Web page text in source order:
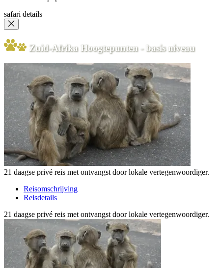
safari details
Zuid-Afrika Hoogtepunten - basis niveau
21 daagse privé reis met ontvangst door lokale vertegenwoordiger.
Reisomschrijving
Reisdetails
21 daagse privé reis met ontvangst door lokale vertegenwoordiger.